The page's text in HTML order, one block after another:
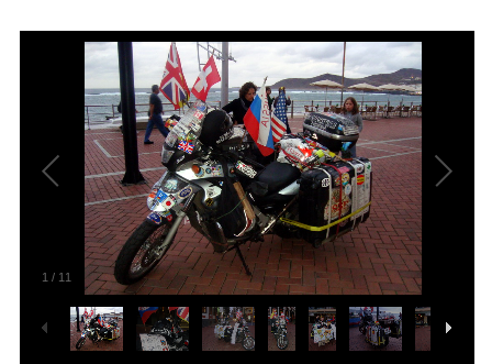
1 / 11